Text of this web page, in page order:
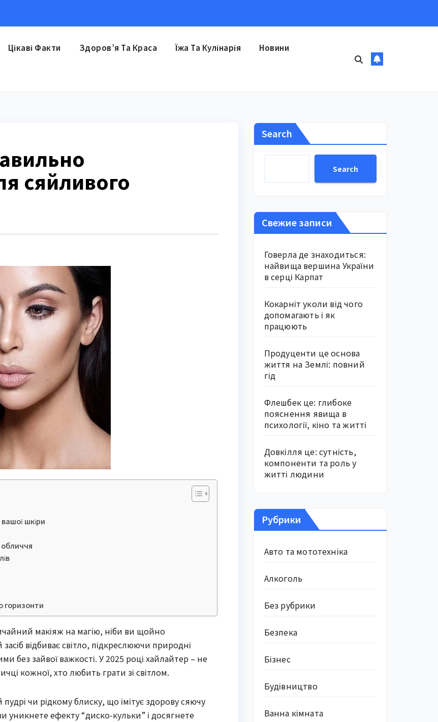
Цікаві Факти Здоров’я Та Краса Їжа Та Кулінарія Новини
сяйливого
шкіри
горизонти
макіяж на магію, ніби ви щойно
відбиває світло, підкреслюючи природні
без зайвої важкості. У 2025 році хайлайтер – не
кожної, хто любить грати зі світлом.
чи рідкому блиску, що імітує здорову сяючу
уникнете ефекту “диско-кульки” і досягнете
Search
Search
Свежие записи
Говерла де знаходиться:
найвища вершина України
в серці Карпат
Кокарніт уколи від чого
допомагають і як
працюють
Продуценти це основа
життя на Землі: повний
гід
Флешбек це: глибоке
пояснення явища в
психології, кіно та житті
Довкілля це: сутність,
компоненти та роль у
житті людини
Рубрики
Авто та мототехніка
Алкоголь
Без рубрики
Безпека
Бізнес
Будівництво
Ванна кімната